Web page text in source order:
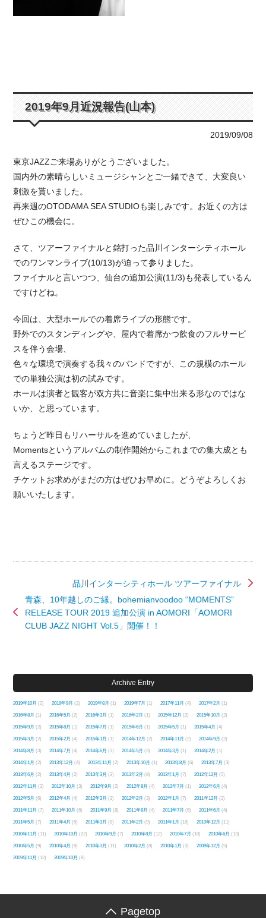
2019年9月近況報告(山本)
2019/09/08
東京JAZZご来場ありがとうございました。
国内外の素晴らしいミュージシャンとご一緒できて、大変良い
刺激を貰いました。
再来週のOTODAMA SEA STUDIOも楽しみです。お近くの方は
ぜひこの機会に。
さて、ツアーファイナルと銘打った品川インターシティホール
でのワンマンライブ(10/13)が迫って参りました。
ファイナルと言いつつ、仙台の追加公演(11/3)も発表しているん
ですけどね。
今回は、大型ホールでの着席ライブの形態です。
野外でのスタンディングや、屋内で着席かつ飲食のフルサービ
スを伴う会場、
色々な環境で演奏する我々のバンドですが、この規模のホール
での単独公演は初の試みです。
ホールは演者と観客が双方共に音楽に集中出来る形なのではな
いか、と思っています。
ちょうど昨日もリハーサルを進めていましたが、
Momentsというアルバムの制作開始からこれまでの集大成とも
言えるステージです。
チケットお求めがまだの方はぜひお早めに。どうぞよろしくお
願いいたします。
品川インターシティホール ツアーファイナル
青森、10年越しのご縁。bohemianvoodoo “MOMENTS”
RELEASE TOUR 2019 追加公演 in AOMORI「AOMORI
CLUB JAZZ NIGHT Vol.5」開催！！
Archive Entry
2019年10月 (2) 2019年9月 (2) 2019年8月 (1) 2019年7月 (1) 2017年11月 (4) 2017年2月 (1)
2016年8月 (1) 2016年5月 (2) 2016年3月 (1) 2016年2月 (1) 2015年12月 (2) 2015年10月 (2)
2015年9月 (2) 2015年8月 (1) 2015年7月 (1) 2015年6月 (1) 2015年5月 (1) 2015年4月 (4)
2015年3月 (2) 2015年2月 (4) 2015年1月 (1) 2014年12月 (2) 2014年11月 (2) 2014年9月 (2)
2014年8月 (3) 2014年7月 (4) 2014年6月 (3) 2014年5月 (3) 2014年3月 (1) 2014年2月 (1)
2014年1月 (2) 2013年12月 (4) 2013年11月 (2) 2013年10月 (1) 2013年8月 (6) 2013年7月 (3)
2013年6月 (2) 2013年4月 (2) 2013年3月 (2) 2013年2月 (8) 2013年1月 (7) 2012年12月 (5)
2012年11月 (3) 2012年10月 (3) 2012年9月 (2) 2012年8月 (4) 2012年7月 (1) 2012年6月 (4)
2012年5月 (6) 2012年4月 (4) 2012年3月 (3) 2012年2月 (3) 2012年1月 (7) 2011年12月 (3)
2011年11月 (7) 2011年10月 (6) 2011年9月 (8) 2011年8月 (4) 2011年7月 (6) 2011年6月 (4)
2011年5月 (7) 2011年4月 (5) 2011年3月 (8) 2011年2月 (9) 2011年1月 (18) 2010年12月 (11)
2010年11月 (11) 2010年10月 (22) 2010年9月 (7) 2010年8月 (12) 2010年7月 (10) 2010年6月 (13)
2010年5月 (9) 2010年4月 (8) 2010年3月 (11) 2010年2月 (8) 2010年1月 (3) 2009年12月 (5)
2009年11月 (12) 2009年10月 (8)
Pagetop